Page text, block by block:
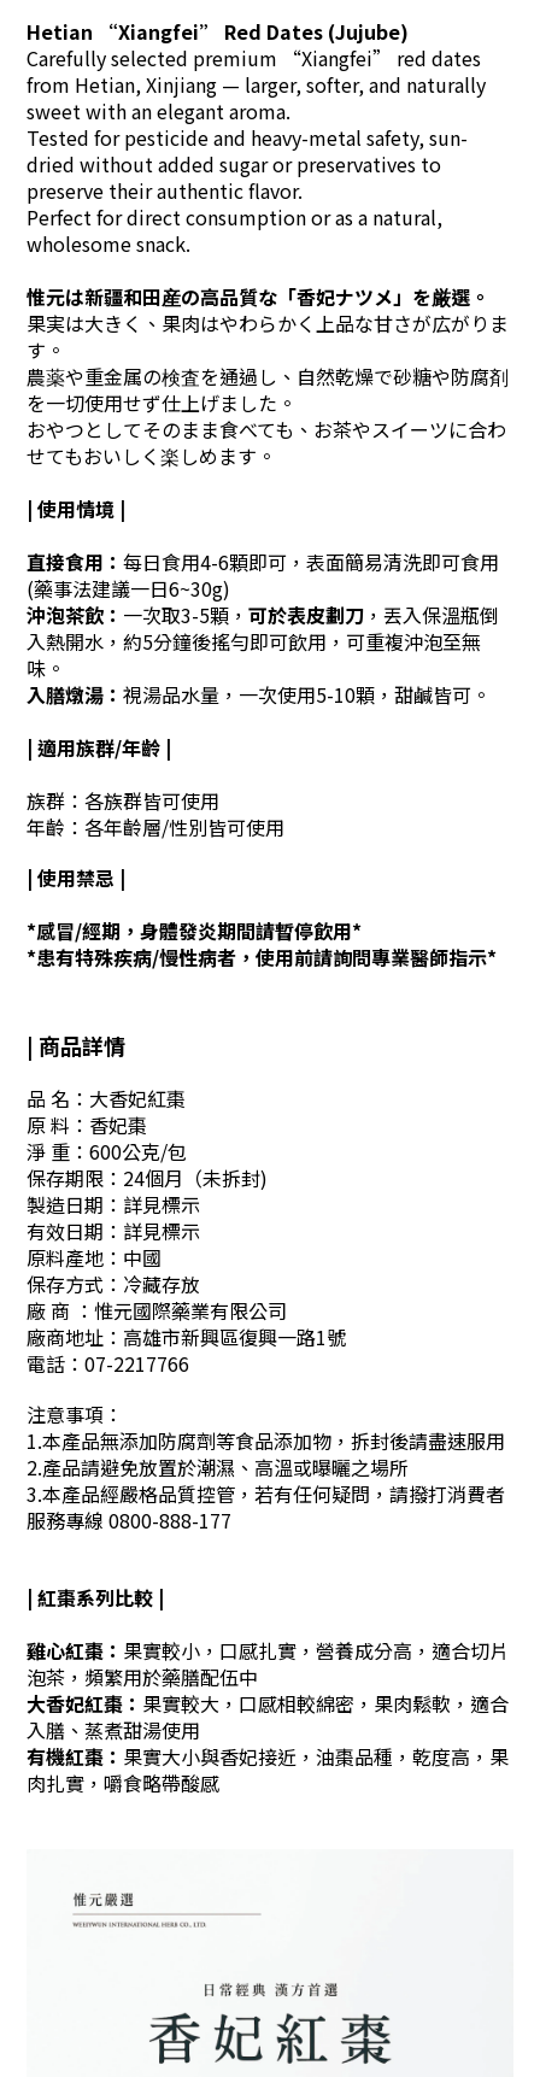
Hetian “Xiangfei” Red Dates (Jujube)
Carefully selected premium “Xiangfei” red dates
from Hetian, Xinjiang — larger, softer, and naturally
sweet with an elegant aroma.
Tested for pesticide and heavy-metal safety,sun-
dried without added sugar or preservatives to
preserve their authentic flavor.
Perfect for direct consumption or as a natural,
wholesome snack.
惟元は新疆和田産の高品質な「香妃ナツメ」を厳選。
果実は大きく、果肉はやわらかく上品な甘さが広がりま
す。
農薬や重金属の検査を通過し、自然乾燥で砂糖や防腐剤
を一切使用せず仕上げました。
おやつとしてそのまま食べても、お茶やスイーツに合わ
せてもおいしく楽しめます。
| 使用情境 |
直接食用： 每日食用4-6顆即可，表面簡易清洗即可食用
(藥事法建議一日6~30g)
沖泡茶飲： 一次取3-5顆， 可於表皮劃刀 ，丟入保溫瓶倒
入熱開水，約5分鐘後搖勻即可飲用，可重複沖泡至無
味。
入膳燉湯： 視湯品水量，一次使用5-10顆，甜鹹皆可。
| 適用族群/年齡 |
族群：各族群皆可使用
年齡：各年齡層/性別皆可使用
| 使用禁忌 |
*感冒/經期，身體發炎期間請暫停飲用*
*患有特殊疾病/慢性病者，使用前請詢問專業醫師指示*
| 商品詳情
品 名：大香妃紅棗
原 料：香妃棗
淨 重：600公克/包
保存期限：24個月（未拆封)
製造日期：詳見標示
有效日期：詳見標示
原料產地：中國
保存方式：冷藏存放
廠 商 ：惟元國際藥業有限公司
廠商地址：高雄市新興區復興一路1號
電話：07-2217766
注意事項：
1.本產品無添加防腐劑等食品添加物，拆封後請盡速服用
2.產品請避免放置於潮濕、高溫或曝曬之場所
3.本產品經嚴格品質控管，若有任何疑問，請撥打消費者
服務專線 0800-888-177
| 紅棗系列比較 |
雞心紅棗： 果實較小，口感扎實，營養成分高，適合切片
泡茶，頻繁用於藥膳配伍中
大香妃紅棗： 果實較大，口感相較綿密，果肉鬆軟，適合
入膳、蒸煮甜湯使用
有機紅棗： 果實大小與香妃接近，油棗品種，乾度高，果
肉扎實，嚼食略帶酸感